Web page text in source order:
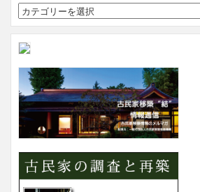
サ
イ
ト
内
カ
テ
ゴ
リ
ー
検